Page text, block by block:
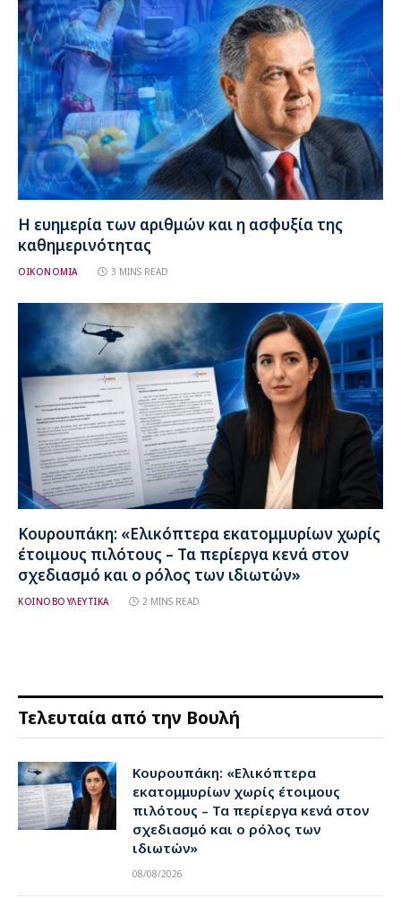
Η ευημερία των αριθμών και η ασφυξία της
καθημερινότητας
ΟΙΚΟΝΟΜΙΑ 3 MINS READ
Κουρουπάκη: «Ελικόπτερα εκατομμυρίων χωρίς
έτοιμους πιλότους – Τα περίεργα κενά στον
σχεδιασμό και ο ρόλος των ιδιωτών»
ΚΟΙΝΟΒΟΥΛΕΥΤΙΚΑ 2 MINS READ
Τελευταία από την Βουλή
Κουρουπάκη: «Ελικόπτερα
εκατομμυρίων χωρίς έτοιμους
πιλότους – Τα περίεργα κενά στον
σχεδιασμό και ο ρόλος των
ιδιωτών»
08/08/2026